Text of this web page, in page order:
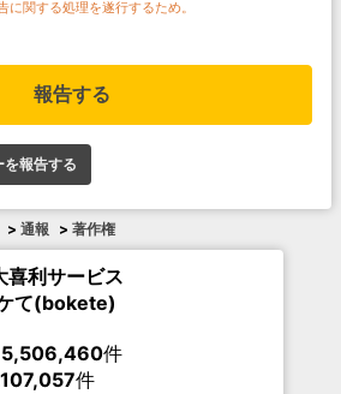
に関する処理を遂行するため。
報告する
を報告する
> 通報 > 著作権
喜利サービス
て(bokete)
件
件